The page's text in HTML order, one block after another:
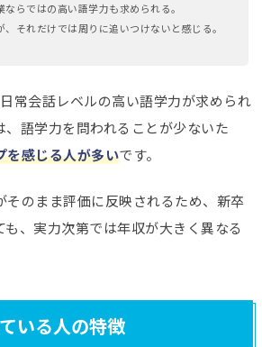
らではの高い語学力も求められる。
それだけでは周りに追いつけないと感じる。
常会話レベルの高い語学力が求められ
、語学力を問われることが少ないた
を感じる人が多いです。
そのまま評価に反映されるため、新卒
、実力次第では年収が大きく異なる
いる人の特徴